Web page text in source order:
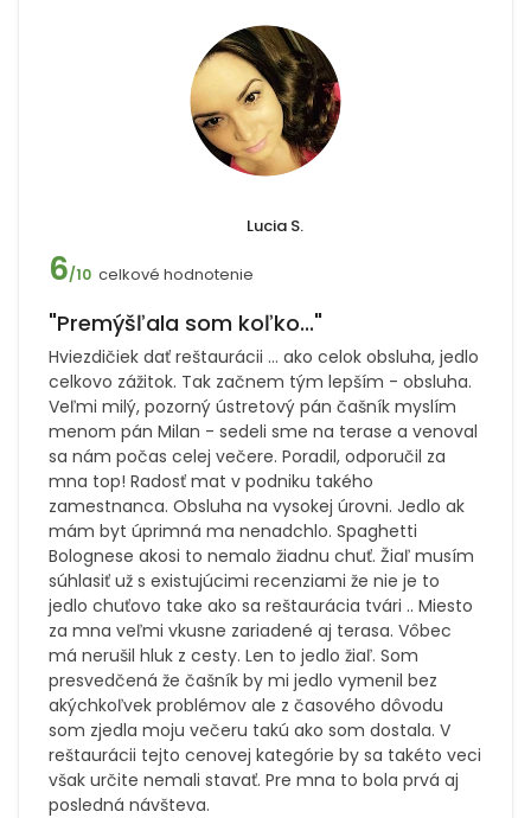
Lucia S.
6/10 celkové hodnotenie
"Premýšľala som koľko..."
Hviezdičiek dať reštaurácii … ako celok obsluha, jedlo
celkovo zážitok. Tak začnem tým lepším - obsluha.
Veľmi milý, pozorný ústretový pán čašník myslím
menom pán Milan - sedeli sme na terase a venoval
sa nám počas celej večere. Poradil, odporučil za
mna top! Radosť mat v podniku takého
zamestnanca. Obsluha na vysokej úrovni. Jedlo ak
mám byt úprimná ma nenadchlo. Spaghetti
Bolognese akosi to nemalo žiadnu chuť. Žiaľ musím
súhlasiť už s existujúcimi recenziami že nie je to
jedlo chuťovo take ako sa reštaurácia tvári .. Miesto
za mna veľmi vkusne zariadené aj terasa. Vôbec
má nerušil hluk z cesty. Len to jedlo žiaľ. Som
presvedčená že čašník by mi jedlo vymenil bez
akýchkoľvek problémov ale z časového dôvodu
som zjedla moju večeru takú ako som dostala. V
reštaurácii tejto cenovej kategórie by sa takéto veci
však určite nemali stavať. Pre mna to bola prvá aj
posledná návšteva.